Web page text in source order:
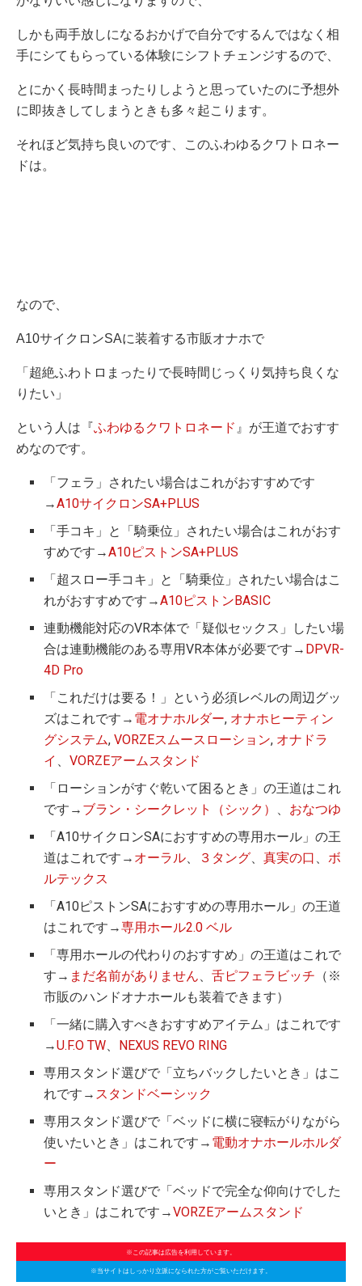
しかも両手放しになるおかげで自分でするんではなく相
手にシてもらっている体験にシフトチェンジするので、
とにかく長時間まったりしようと思っていたのに予想外
に即抜きしてしまうときも多々起こります。
それほど気持ち良いのです、このふわゆるクワトロネー
ドは。
なので、
A10サイクロンSAに装着する市販オナホで
「超絶ふわトロまったりで長時間じっくり気持ち良くな
りたい」
という人は『ふわゆるクワトロネード 』が王道でおすす
めなのです。
「フェラ」されたい場合はこれがおすすめです
→A10サイクロンSA+PLUS
「手コキ」と「騎乗位」されたい場合はこれがおす
すめです→A10ピストンSA+PLUS
「超スロー手コキ」と「騎乗位」されたい場合はこ
れがおすすめです→A10ピストンBASIC
連動機能対応のVR本体で「疑似セックス」したい場
合は連動機能のある専用VR本体が必要です→ DPVR-
4D Pro
「これだけは要る！」という必須レベルの周辺グッ
ズはこれです→ 電オナホルダー, オナホヒーティン
グシステム,VORZEスムースローション, オナドラ
イ
、VORZEアームスタンド
「ローションがすぐ乾いて困るとき」の王道はこれ
です→ ブラン・シークレット（シック）
おなつゆ
「A10サイクロンSAにおすすめの専用ホール」の王
道はこれです→ オーラル ３タング 、真実の口
ボ
ルテックス
「A10ピストンSAにおすすめの専用ホール」の王道
はこれです→専用ホール2.0 ベル
「専用ホールの代わりのおすすめ」の王道はこれで
す→ まだ名前がありません 、舌ピフェラビッチ （※
市販のハンドオナホールも装着できます）
「一緒に購入すべきおすすめアイテム」はこれです
→U.F.O TW
NEXUS REVO RING
専用スタンド選びで「立ちバックしたいとき」はこ
れです→ スタンドベーシック
専用スタンド選びで「ベッドに横に寝転がりながら
使いたいとき」はこれです→ 電動オナホールホルダ
ー
専用スタンド選びで「ベッドで完全な仰向けでした
いとき」はこれです→VORZEアームスタンド
※この記事は広告を利用しています。
※当サイトはしっかり立派になられた方がご覧いただけます。